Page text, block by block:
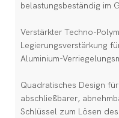
belastungsbeständig im
Verstärkter Techno-
Legierungsverstärkung
Aluminium-
Quadratisches Design
abschließbarer,
Schlüssel zum Lösen